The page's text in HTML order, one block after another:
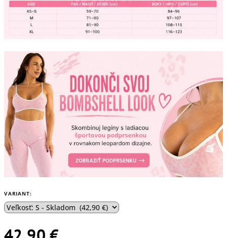
VARIANT: